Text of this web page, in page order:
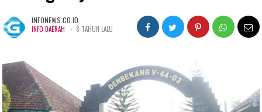
INFONEWS.CO.ID
INFO DAERAH - 8 TAHUN LALU